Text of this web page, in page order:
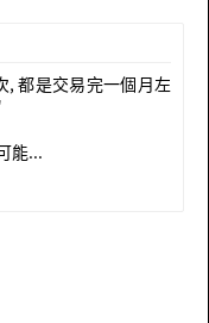
, 都是交易完一個月左
能...